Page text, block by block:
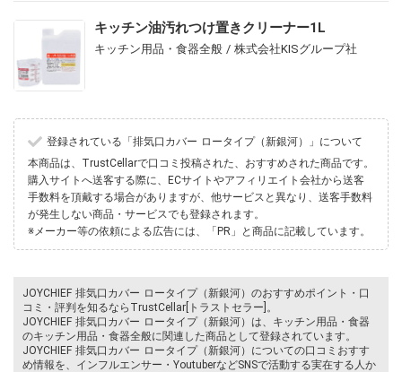
キッチン油汚れつけ置きクリーナー1L
キッチン用品・食器全般 / 株式会社KISグループ社
登録されている「排気口カバー ロータイプ（新銀河）」について
本商品は、TrustCellarで口コミ投稿された、おすすめされた商品です。
購入サイトへ送客する際に、ECサイトやアフィリエイト会社から送客
手数料を頂戴する場合がありますが、他サービスと異なり、送客手数料
が発生しない商品・サービスでも登録されます。
※メーカー等の依頼による広告には、「PR」と商品に記載しています。
JOYCHIEF 排気口カバー ロータイプ（新銀河）のおすすめポイント・口
コミ・評判を知るならTrustCellar[トラストセラー]。
JOYCHIEF 排気口カバー ロータイプ（新銀河）は、キッチン用品・食器
のキッチン用品・食器全般に関連した商品として登録されています。
JOYCHIEF 排気口カバー ロータイプ（新銀河）についての口コミおすす
め情報を、インフルエンサー・YoutuberなどSNSで活動する実在する人か